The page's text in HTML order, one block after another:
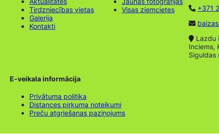
Tirdzniecības vietas
Galerija
Kontakti
Visas ziemcietes
+371
Lazdu
Inciems,
Siguldas
E-veikala informācija
Privātuma politika
Distances pirkuma noteikumi
Preču atgriešanas paziņojums